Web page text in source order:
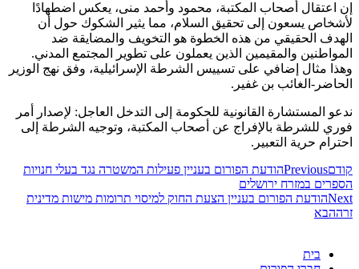
إن اعتقال أصحاب المكتبة، محمود وأحمد منى، يعكس اضطهادًا
لأشخاص يسعون إلى تحقيق السلام، مما يثير الشكوك حول أن
الهدف الحقيقي من هذه الخطوة هو التخويف والمضايقة ضد
المواطنين والمقيمين الذين يعملون على تطوير المجتمع المدني.
وهذا مثال إضافي على تسييس الشرطة الإسرائيلية، وفق نهج الوزير
الحاضر-الغائب بن غفير.
ندعو المستشارة القانونية للحكومة إلى التدخل العاجل: لإصدار أمر
فوري للشرطة بالإفراج عن أصحاب المكتبة، وتوجيه الشرطة إلى
احترام حرية التعبير.
קודםPreviousהודעת הפורום בעניין פעילות המשטרה נגד בעלי חנויות
הספרים במזרח ירושלים
Nextהודעת הפורום בעניין הצעת החוק למיסוי תרומות מישות מדינית
זרההבא
בית